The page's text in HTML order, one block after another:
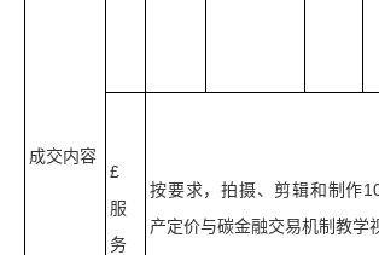
成交内容
£
服
务
按要求，拍摄、剪辑和制作
产定价与碳金融交易机制教学